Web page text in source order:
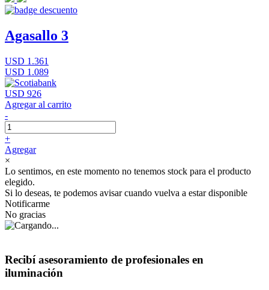
Agasallo 3
USD 1.361
USD 1.089
USD 926
Agregar al carrito
-
+
Agregar
×
Lo sentimos, en este momento no tenemos stock para el producto
elegido.
Si lo deseas, te podemos avisar cuando vuelva a estar disponible
Notificarme
No gracias
Recibí asesoramiento de profesionales en
iluminación